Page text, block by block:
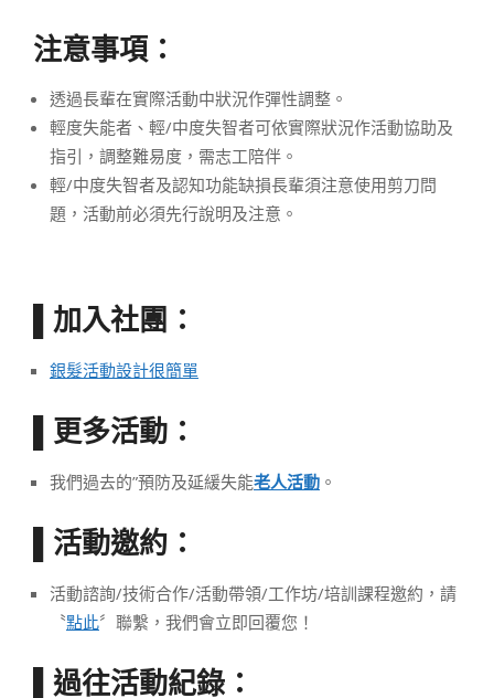
注意事項：
透過長輩在實際活動中狀況作彈性調整。
輕度失能者、輕/中度失智者可依實際狀況作活動協助及
指引，調整難易度，需志工陪伴。
輕/中度失智者及認知功能缺損長輩須注意使用剪刀問
題，活動前必須先行說明及注意。
加入社團：
銀髮活動設計很簡單
更多活動：
我們過去的”預防及延緩失能老人活動 。
活動邀約：
活動諮詢/技術合作/活動帶領/工作坊/培訓課程邀約，請
〝點此〞聯繫，我們會立即回覆您！
▌過往活動紀錄：